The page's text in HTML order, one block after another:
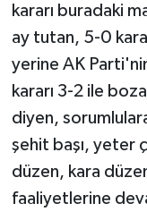
kararı buradaki
ay tutan, 5-0
yerine AK
kararı 3-2 ile
diyen,
şehit başı, yeter
düzen, kara
faaliyetlerine